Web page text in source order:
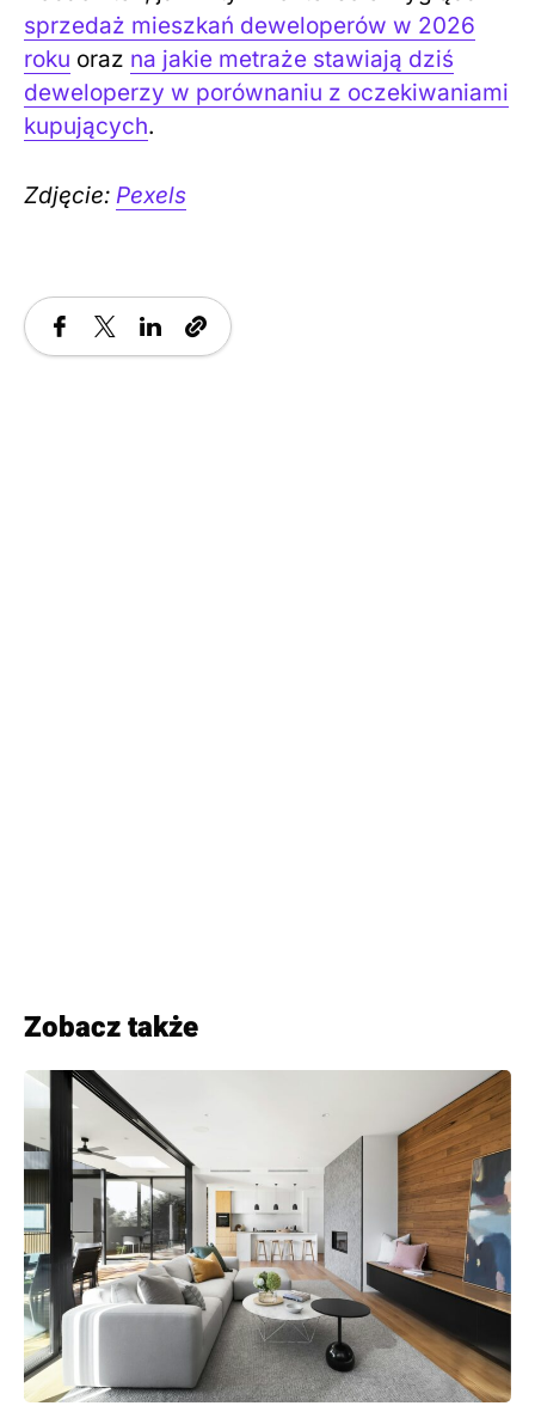
sprzedaż mieszkań deweloperów w 2026
roku oraz na jakie metraże stawiają dziś
deweloperzy w porównaniu z oczekiwaniami
kupujących.
Zdjęcie: Pexels
Zobacz także